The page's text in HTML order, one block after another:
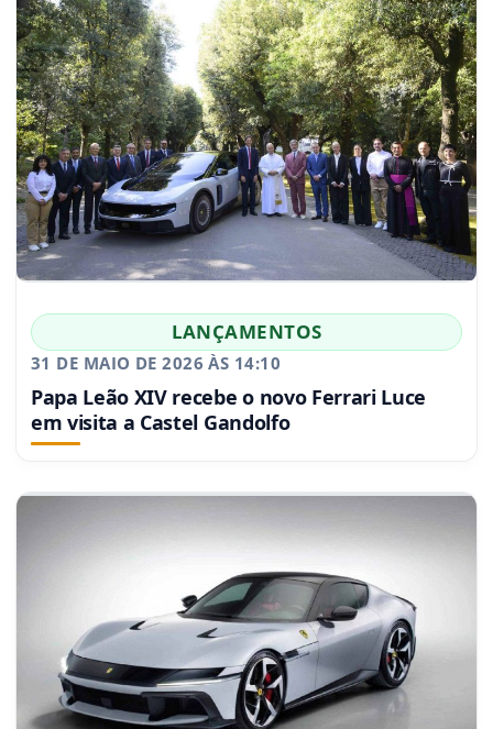
LANÇAMENTOS
31 DE MAIO DE 2026 ÀS 14:10
Papa Leão XIV recebe o novo Ferrari Luce
em visita a Castel Gandolfo